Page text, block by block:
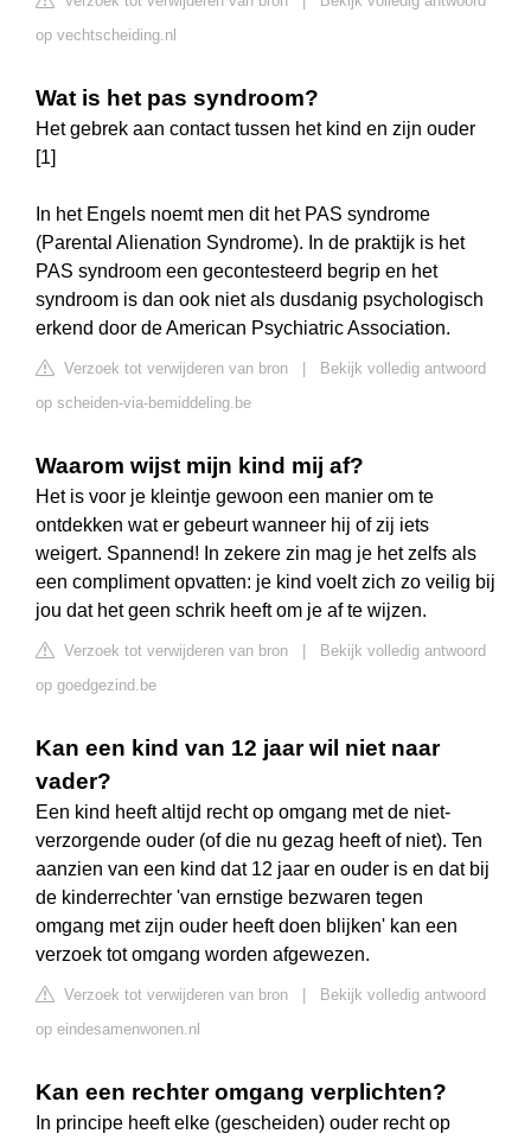
op vechtscheiding.nl
Wat is het pas syndroom?
Het gebrek aan contact tussen het kind en zijn ouder
[1]
In het Engels noemt men dit het PAS syndrome
(Parental Alienation Syndrome). In de praktijk is het
PAS syndroom een gecontesteerd begrip en het
syndroom is dan ook niet als dusdanig psychologisch
erkend door de American Psychiatric Association.
Verzoek tot verwijderen van bron
Bekijk volledig antwoord
op scheiden-via-bemiddeling.be
Waarom wijst mijn kind mij af?
Het is voor je kleintje gewoon een manier om te
ontdekken wat er gebeurt wanneer hij of zij iets
weigert. Spannend! In zekere zin mag je het zelfs als
een compliment opvatten: je kind voelt zich zo veilig bij
jou dat het geen schrik heeft om je af te wijzen.
Verzoek tot verwijderen van bron
Bekijk volledig antwoord
op goedgezind.be
Kan een kind van 12 jaar wil niet naar
vader?
Een kind heeft altijd recht op omgang met de niet-
verzorgende ouder (of die nu gezag heeft of niet). Ten
aanzien van een kind dat 12 jaar en ouder is en dat bij
de kinderrechter 'van ernstige bezwaren tegen
omgang met zijn ouder heeft doen blijken' kan een
verzoek tot omgang worden afgewezen.
Verzoek tot verwijderen van bron
Bekijk volledig antwoord
op eindesamenwonen.nl
Kan een rechter omgang verplichten?
In principe heeft elke (gescheiden) ouder recht op